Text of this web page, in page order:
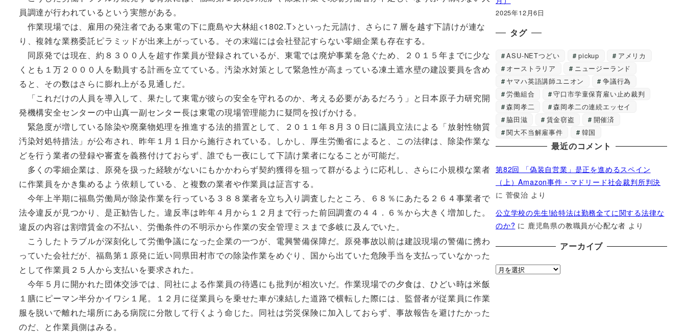
員調達が行われているという実態がある。
作業現場では、雇用の発注者である東電の下に鹿島や大林組<1802.T>といった元請け、さらに７層を越す下請けが連な
り、複雑な業務委託ピラミッドが出来上がっている。その末端には会社登記すらない零細企業も存在する。
同原発では現在、約８３００人を超す作業員が登録されているが、東電では廃炉事業を急ぐため、２０１５年までに少な
くとも１万２０００人を動員する計画を立てている。汚染水対策として緊急性が高まっている凍土遮水壁の建設要員を含め
ると、その数はさらに膨れ上がる見通しだ。
「これだけの人員を導入して、果たして東電が彼らの安全を守れるのか、考える必要があるだろう」と日本原子力研究開
発機構安全センターの中山真一副センター長は東電の現場管理能力に疑問を投げかける。
緊急度が増している除染や廃棄物処理を推進する法的措置として、２０１１年８月３０日に議員立法による「放射性物質
汚染対処特措法」が公布され、昨年１月１日から施行されている。しかし、厚生労働省によると、この法律は、除染作業な
どを行う業者の登録や審査を義務付けておらず、誰でも一夜にして下請け業者になることが可能だ。
多くの零細企業は、原発を扱った経験がないにもかかわらず契約獲得を狙って群がるように応札し、さらに小規模な業者
に作業員をかき集めるよう依頼している、と複数の業者や作業員は証言する。
今年上半期に福島労働局が除染作業を行っている３８８業者を立ち入り調査したところ、６８％にあたる２６４事業者で
法令違反が見つかり、是正勧告した。違反率は昨年４月から１２月まで行った前回調査の４４．６％から大きく増加した。
違反の内容は割増賃金の不払い、労働条件の不明示から作業の安全管理ミスまで多岐に及んでいた。
こうしたトラブルが深刻化して労働争議になった企業の一つが、電興警備保障だ。原発事故以前は建設現場の警備に携わ
っていた会社だが、福島第１原発に近い同県田村市での除染作業をめぐり、国から出ていた危険手当を支払っていなかった
として作業員２５人から支払いを要求された。
今年５月に開かれた団体交渉では、同社による作業員の待遇にも批判が相次いだ。作業現場での夕食は、ひどい時は米飯
１膳にピーマン半分かイワシ１尾。１２月に従業員らを乗せた車が凍結した道路で横転した際には、監督者が従業員に作業
服を脱いで離れた場所にある病院に分散して行くよう命じた。同社は労災保険に加入しておらず、事故報告を避けたかった
のだ、と作業員側はみる。
2025年12月6日
タグ
ASU-NETつどい pickup
アメリカ
オーストラリア
ニュージーランド
ヤマハ英語講師ユニオン
争議行為
労働組合
守口市学童保育雇い止め裁判
森岡孝二
森岡孝二の連続エッセイ
脇田滋
賃金窃盗
開催済
関大不当解雇事件
韓国
最近のコメント
第82回 「偽装自営業」是正を進めるスペイン
（上）Amazon事件・マドリード社会裁判所判決
に 菅俊治 より
公立学校の先生!給特法は勤務全てに関する法律な
のか? に 鹿児島県の教職員が心配な者 より
アーカイブ
ア